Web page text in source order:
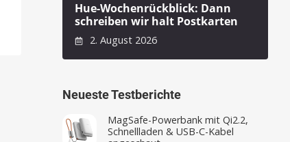
Hue-Wochenrückblick: Dann
schreiben wir halt Postkarten
2. August 2026
Neueste Testberichte
MagSafe-Powerbank mit Qi2.2,
Schnellladen & USB-C-Kabel